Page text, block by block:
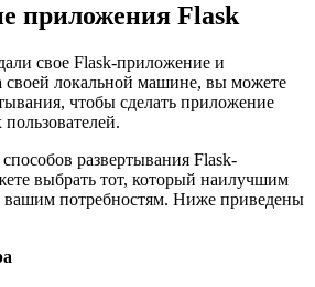
приложения Flask
свое Flask-приложение и
своей локальной машине, вы можете
чтобы сделать приложение
развертывания Flask-
выбрать тот, который наилучшим
вашим потребностям. Ниже приведены